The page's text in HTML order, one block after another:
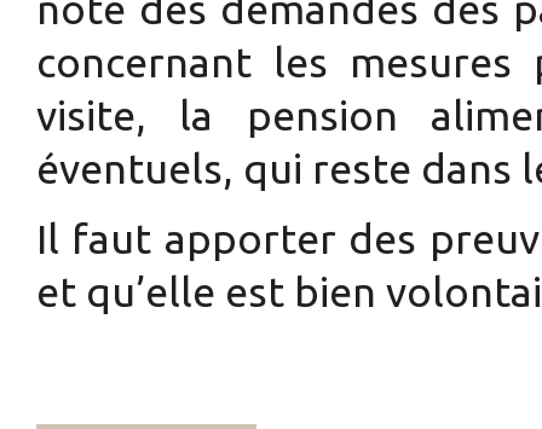
concernant les
visite, la pension
éventuels, qui reste dans
Il faut apporter des
et qu’elle est bien